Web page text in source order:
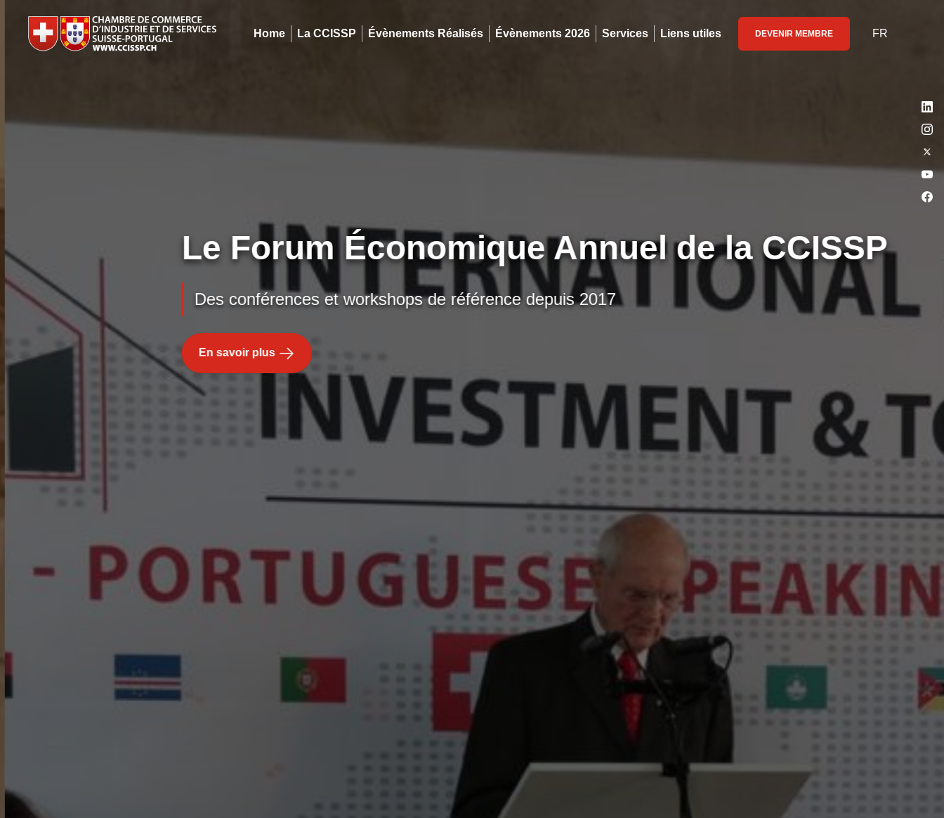
Home La CCISSP Évènements Réalisés Évènements 2026 Services Liens utiles DEVENIR MEMBRE FR
Le Forum Économique Annuel de la CCISSP
Des conférences et workshops de référence depuis 2017
En savoir plus